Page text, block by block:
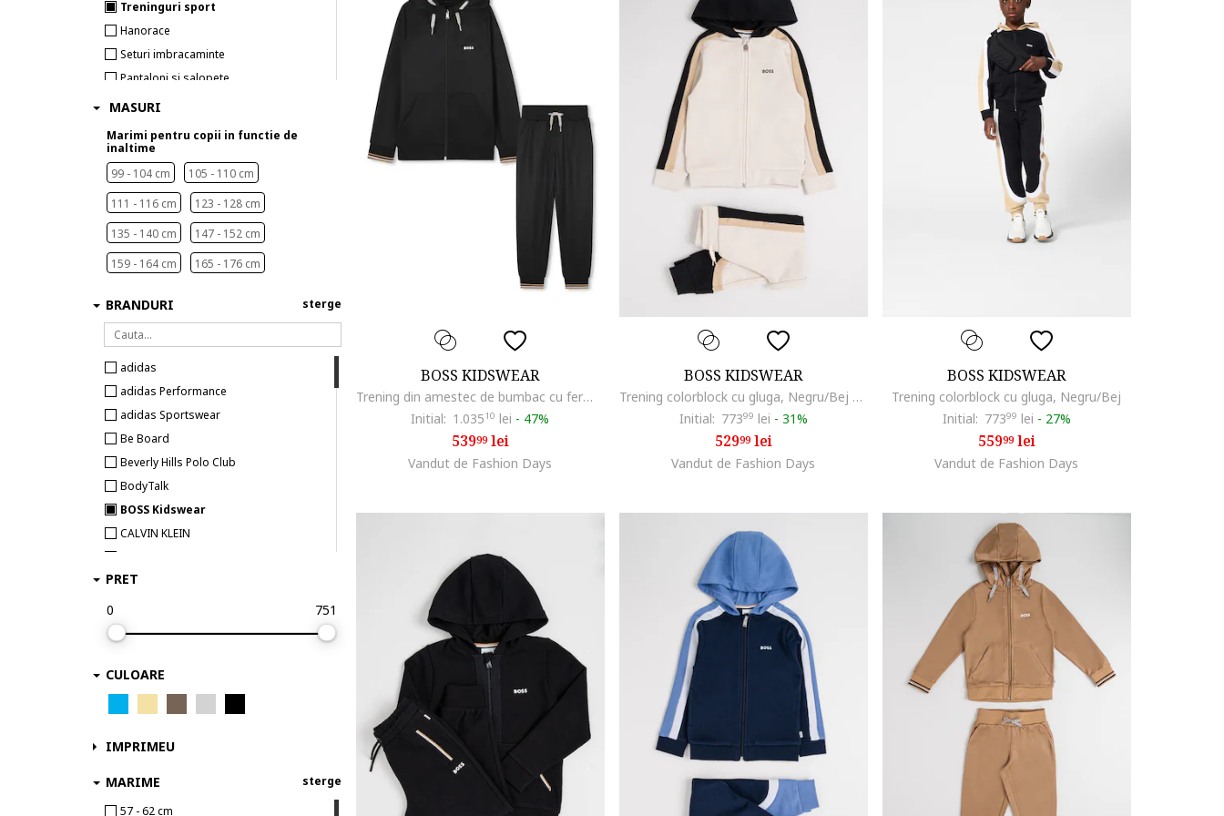
BOSS KIDSWEAR
Trening din amestec de bumbac cu fermoar, Negru
Initial: 1.03510 lei - 47%
53999lei
Vandut de Fashion Days
BOSS KIDSWEAR
Trening colorblock cu gluga, Negru/Bej deschis
Initial: 77399 lei - 31%
52999lei
Vandut de Fashion Days
BOSS KIDSWEAR
Trening colorblock cu gluga, Negru/Bej
Initial: 77399 lei - 27%
55999lei
Vandut de Fashion Days
Treninguri sport
Hanorace
Seturi imbracaminte
Pantaloni si salopete
Pantaloni scurti
MASURI
Marimi pentru copii in functie de
inaltime
99 - 104 cm
105 - 110 cm
111 - 116 cm
123 - 128 cm
135 - 140 cm
147 - 152 cm
159 - 164 cm
165 - 176 cm
BRANDURI
adidas
adidas Performance
adidas Sportswear
Be Board
Beverly Hills Polo Club
BodyTalk
BOSS Kidswear
CALVIN KLEIN
Coccodrillo
EA7
Harry Potter
Hummel
Jack & Jones
sterge
PRET
0
751
CULOARE
IMPRIMEU
MARIME
57 - 62 cm
sterge